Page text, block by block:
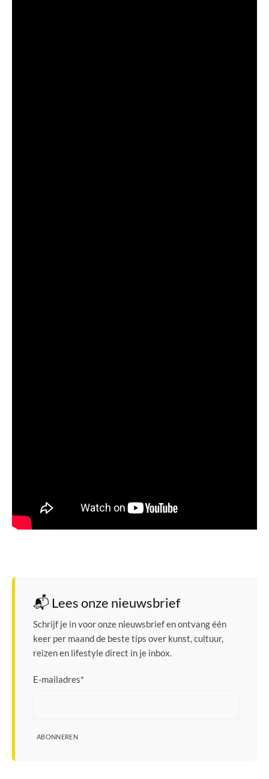
📬 Lees onze nieuwsbrief
Schrijf je in voor onze nieuwsbrief en ontvang één
keer per maand de beste tips over kunst, cultuur,
reizen en lifestyle direct in je inbox.
E-mailadres*
ABONNEREN